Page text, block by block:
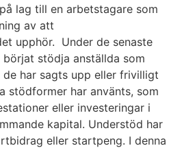
lag till en arbetstagare som
av att
upphör. Under de senaste
stödja anställda som
har sagts upp eller frivilligt
stödformer har använts, som
eller investeringar i
kapital. Understöd har
eller startpeng. I denna